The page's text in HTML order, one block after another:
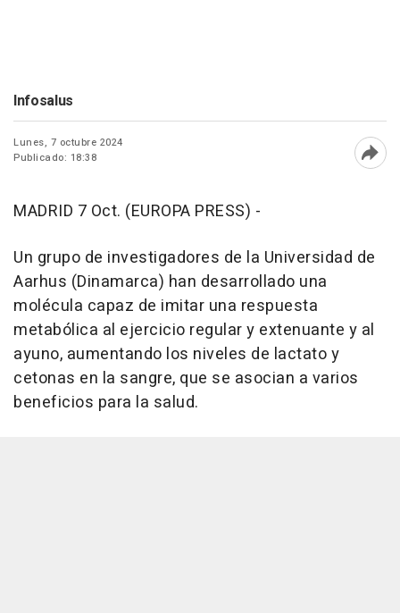
Infosalus
Lunes, 7 octubre 2024
Publicado: 18:38
MADRID 7 Oct. (EUROPA PRESS) -
Un grupo de investigadores de la Universidad de
Aarhus (Dinamarca) han desarrollado una
molécula capaz de imitar una respuesta
metabólica al ejercicio regular y extenuante y al
ayuno, aumentando los niveles de lactato y
cetonas en la sangre, que se asocian a varios
beneficios para la salud.